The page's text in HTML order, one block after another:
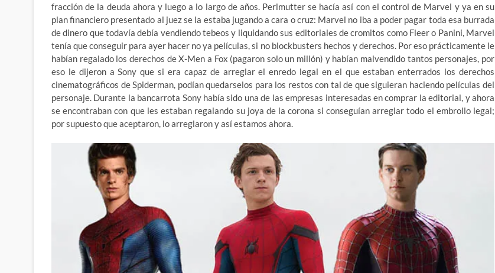
fracción de la deuda ahora y luego a lo largo de años. Perlmutter se hacía así con el control de Marvel y ya en su
plan financiero presentado al juez se la estaba jugando a cara o cruz: Marvel no iba a poder pagar toda esa burrada
de dinero que todavía debía vendiendo tebeos y liquidando sus editoriales de cromitos como Fleer o Panini, Marvel
tenía que conseguir para ayer hacer no ya películas, si no blockbusters hechos y derechos. Por eso prácticamente le
habían regalado los derechos de X-Men a Fox (pagaron solo un millón) y habían malvendido tantos personajes, por
eso le dijeron a Sony que si era capaz de arreglar el enredo legal en el que estaban enterrados los derechos
cinematográficos de Spiderman, podían quedarselos para los restos con tal de que siguieran haciendo películas del
personaje. Durante la bancarrota Sony había sido una de las empresas interesadas en comprar la editorial, y ahora
se encontraban con que les estaban regalando su joya de la corona si conseguían arreglar todo el embrollo legal;
por supuesto que aceptaron, lo arreglaron y así estamos ahora.